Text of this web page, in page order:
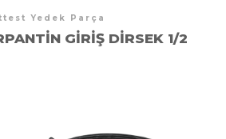
Yedek Parça
GIRIŞ DIRSEK 1/2